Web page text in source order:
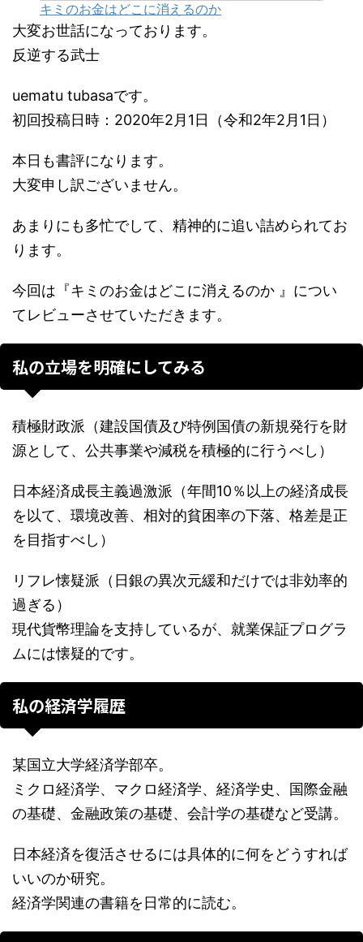
キミのお金はどこに消えるのか
大変お世話になっております。
反逆する武士
uematu tubasaです。
初回投稿日時：2020年2月1日（令和2年2月1日）
本日も書評になります。
大変申し訳ございません。
あまりにも多忙でして、精神的に追い詰められてお
ります。
今回は『キミのお金はどこに消えるのか 』につい
てレビューさせていただきます。
私の立場を明確にしてみる
積極財政派（建設国債及び特例国債の新規発行を財
源として、公共事業や減税を積極的に行うべし）
日本経済成長主義過激派（年間10％以上の経済成長
を以て、環境改善、相対的貧困率の下落、格差是正
を目指すべし）
リフレ懐疑派（日銀の異次元緩和だけでは非効率的
過ぎる）
現代貨幣理論を支持しているが、就業保証プログラ
ムには懐疑的です。
私の経済学履歴
某国立大学経済学部卒。
ミクロ経済学、マクロ経済学、経済学史、国際金融
の基礎、金融政策の基礎、会計学の基礎など受講。
日本経済を復活させるには具体的に何をどうすれば
いいのか研究。
経済学関連の書籍を日常的に読む。